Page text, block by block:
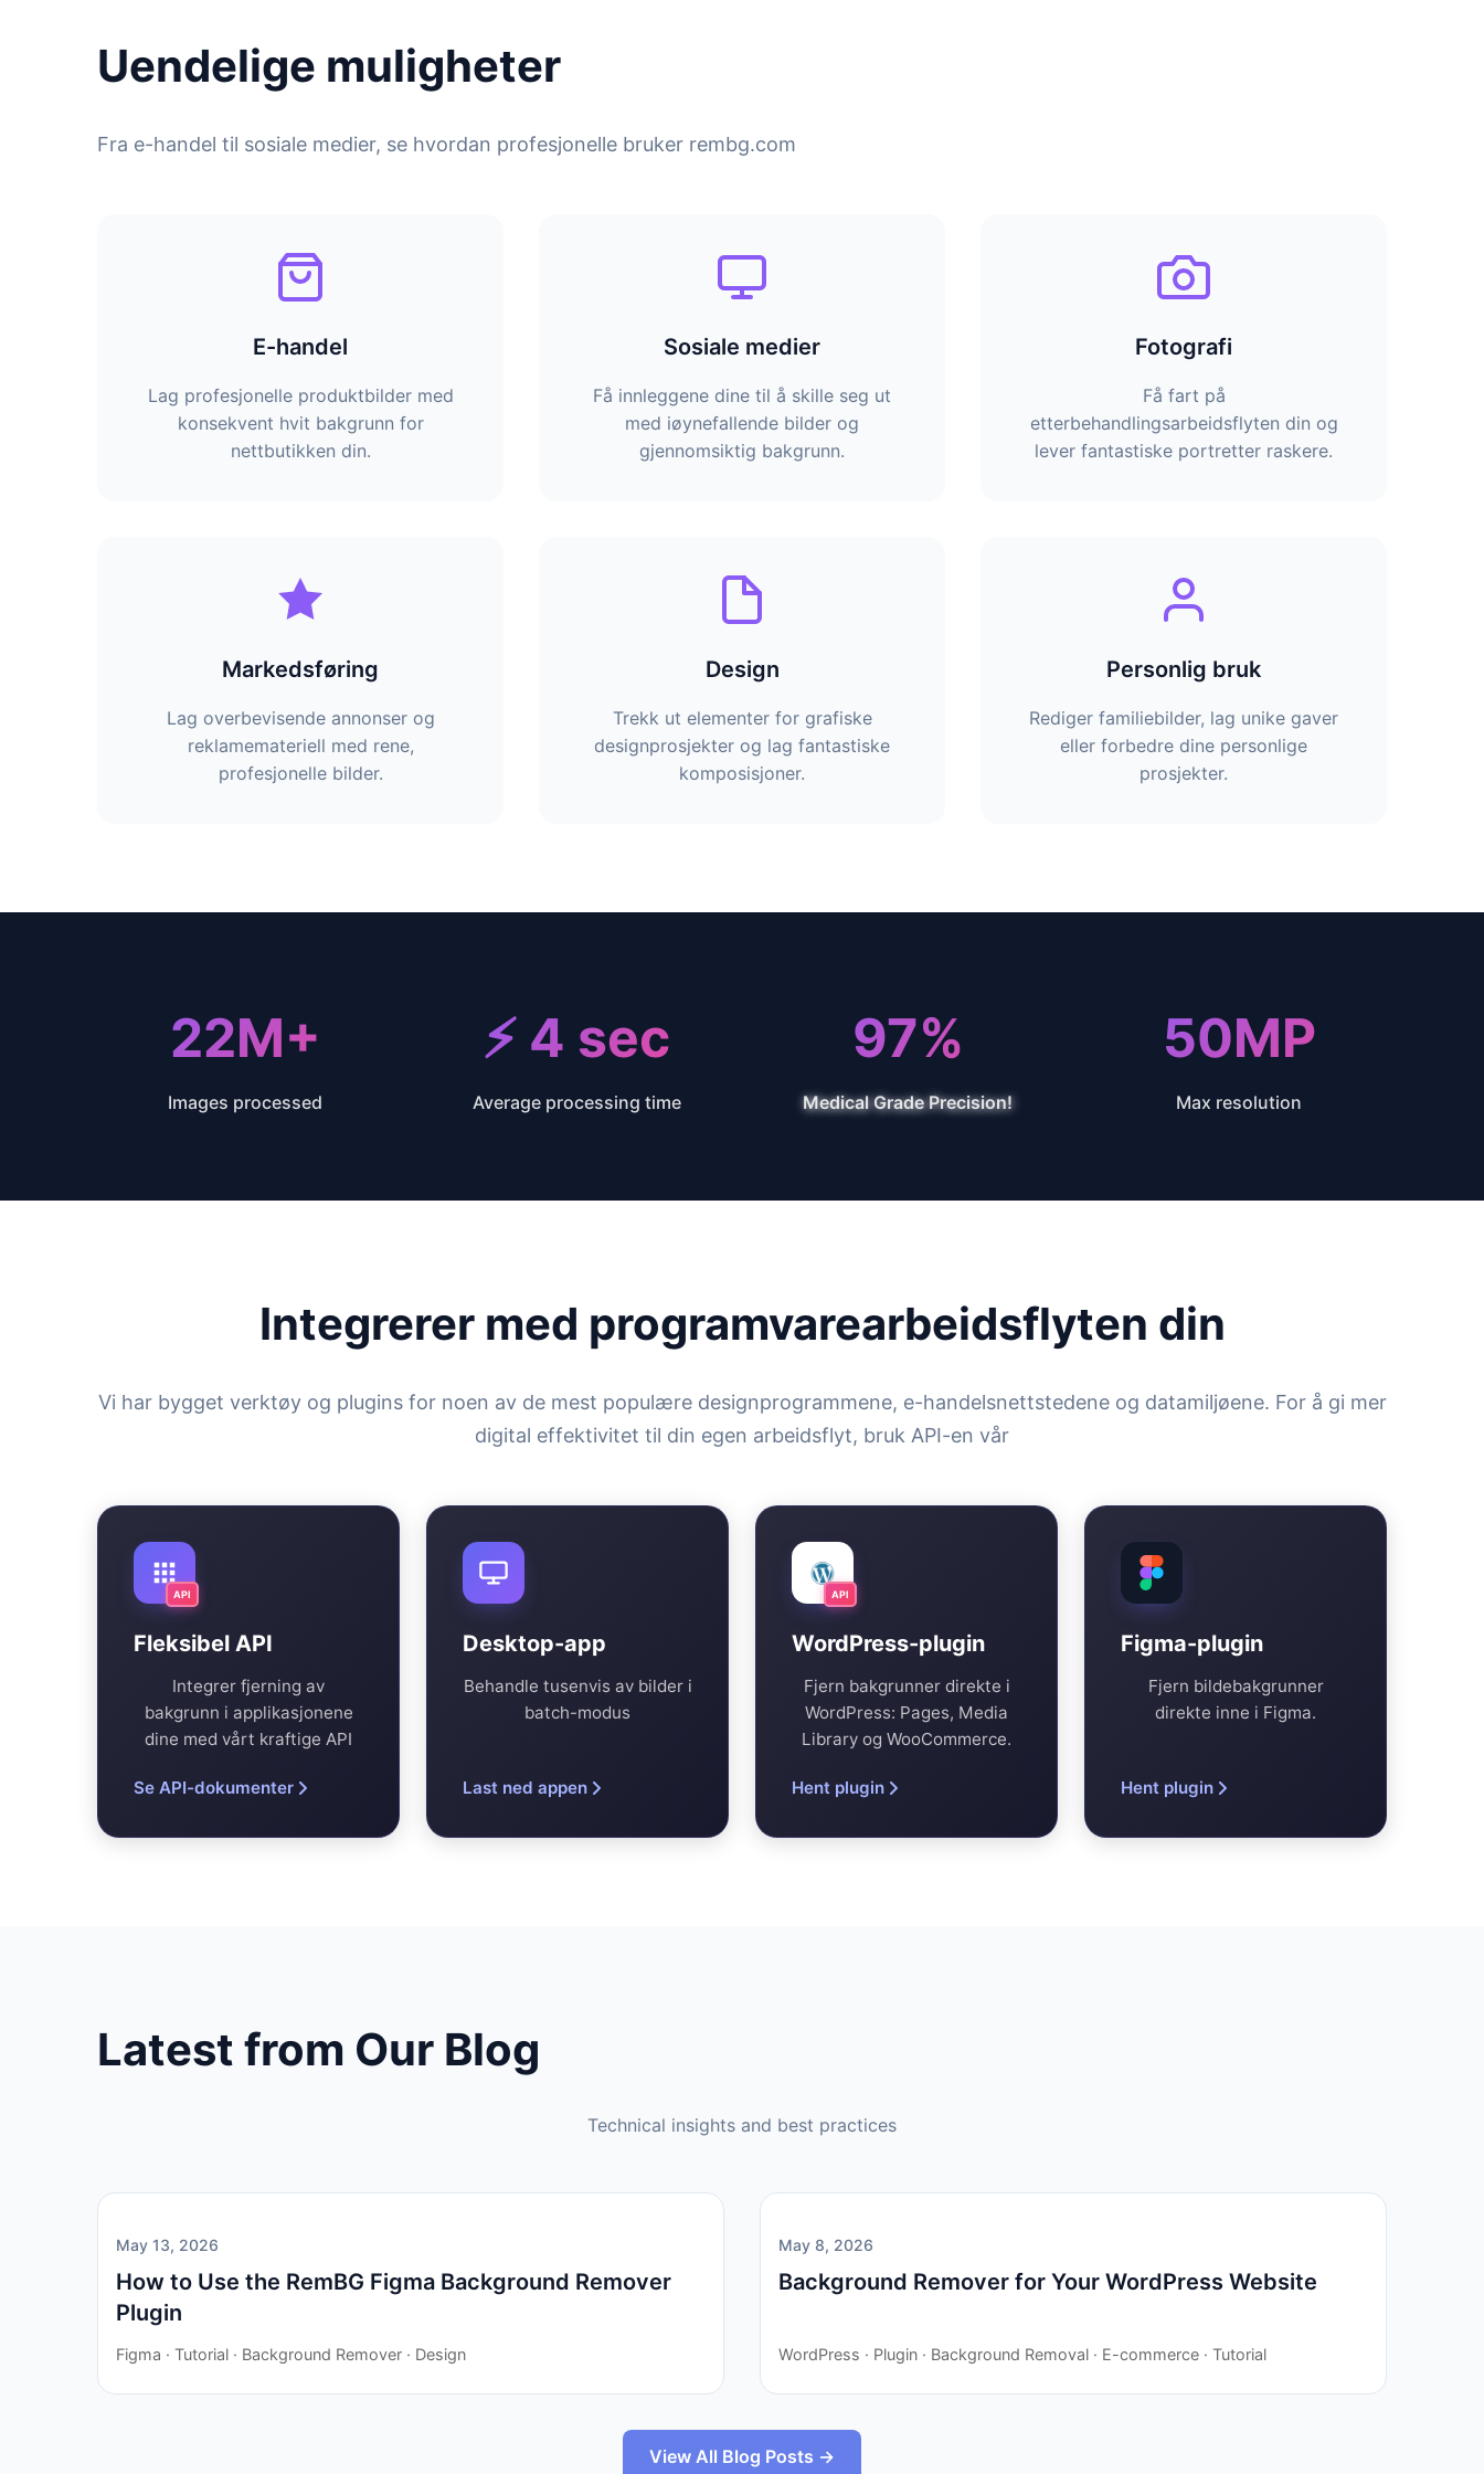
Uendelige muligheter
Fra e-handel til sosiale medier, se hvordan profesjonelle bruker rembg.com
E-handel
Lag profesjonelle produktbilder med
konsekvent hvit bakgrunn for
nettbutikken din.
Sosiale medier
Få innleggene dine til å skille seg ut
med iøynefallende bilder og
gjennomsiktig bakgrunn.
Fotografi
Få fart på
etterbehandlingsarbeidsflyten din og
lever fantastiske portretter raskere.
Markedsføring
Lag overbevisende annonser og
reklamemateriell med rene,
profesjonelle bilder.
Design
Trekk ut elementer for grafiske
designprosjekter og lag fantastiske
komposisjoner.
Personlig bruk
Rediger familiebilder, lag unike gaver
eller forbedre dine personlige
prosjekter.
31M+
30M+
Images processed
⚡ 4 sec
Average processing time
97%
Medical Grade Precision!
50MP
Max resolution
Integrerer med programvarearbeidsflyten din
Vi har bygget verktøy og plugins for noen av de mest populære designprogrammene, e-handelsnettstedene og datamiljøene. For å gi mer
digital effektivitet til din egen arbeidsflyt, bruk API-en vår
API
Fleksibel API
Integrer fjerning av
bakgrunn i applikasjonene
dine med vårt kraftige API
Se API-dokumenter
Desktop-app
Behandle tusenvis av bilder i
batch-modus
Last ned appen
API
WordPress-plugin
Fjern bakgrunner direkte i
WordPress: Pages, Media
Library og WooCommerce.
Hent plugin
Figma-plugin
Fjern bildebakgrunner
direkte inne i Figma.
Hent plugin
Latest from Our Blog
Technical insights and best practices
May 13, 2026
How to Use the RemBG Figma Background Remover
Plugin
Figma · Tutorial · Background Remover · Design
May 8, 2026
Background Remover for Your WordPress Website
WordPress · Plugin · Background Removal · E-commerce · Tutorial
View All Blog Posts →